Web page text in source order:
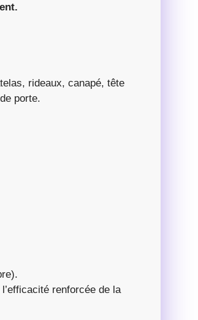
rideaux, canapé, tête
porte.
renforcée de la